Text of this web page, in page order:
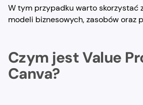
W tym przypadku warto skorzystać
modeli biznesowych, zasobów oraz
Czym jest Value
Canva?